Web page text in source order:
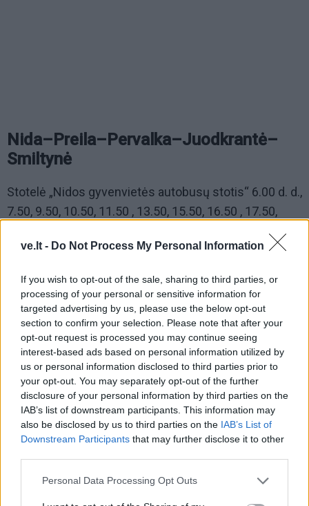
ve.lt - Do Not Process My Personal Information
If you wish to opt-out of the sale, sharing to third parties, or
processing of your personal or sensitive information for
targeted advertising by us, please use the below opt-out
section to confirm your selection. Please note that after your
opt-out request is processed you may continue seeing
interest-based ads based on personal information utilized by
us or personal information disclosed to third parties prior to
your opt-out. You may separately opt-out of the further
disclosure of your personal information by third parties on the
IAB’s list of downstream participants. This information may
also be disclosed by us to third parties on the IAB’s List of
Downstream Participants that may further disclose it to other
Personal Data Processing Opt Outs
Nida–Preila–Pervalka–Juodkrantė–
Smiltynė
Stotelė „Nidos gyvenvietės autobusų stotis“ 6.00 d. d.,
7.50, 9.50, 10.50, 11.50 , 13.50, 15.50, 16.50 , 17.50,
9.53, 10.53, 13.53, 15.53, 17.53, 18.53, 19.53, 20.53
Stotelė „T. Mano muziejus“ 11.53, 16.53
Stotelė „Preilos gv.“ 6.10 d. d., 8.02, 10.02, 11.02, 12.02,
14.02, 16.02, 17.02, 18.02, 19.02, 20.02, 21.02